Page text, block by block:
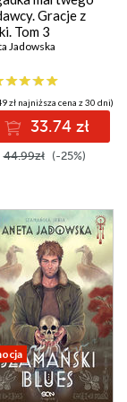
Gracje z
Tom 3
Jadowska
zł najniższa cena z 30 dni)
33.74 zł
44.99zł (-25%)